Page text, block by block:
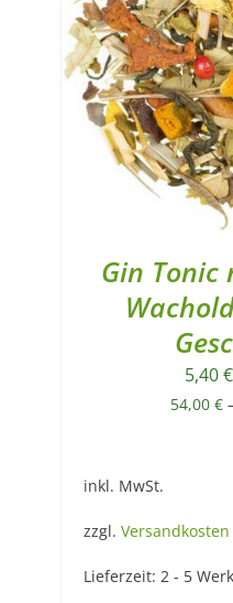
Gin
5,40€
54,00 €
inkl. MwSt.
zzgl. Versandkosten
Lieferzeit: 2 - 5